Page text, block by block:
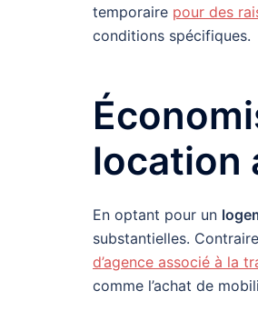
temporaire pour des
conditions spécifiques.
location
En optant pour un
substantielles.
d’agence associé à la
comme l’achat de